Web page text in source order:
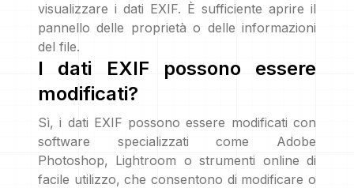
visualizzare i dati EXIF. È sufficiente aprire il
pannello delle proprietà o delle informazioni
del file.
I dati EXIF possono essere
modificati?
Sì, i dati EXIF possono essere modificati con
software specializzati come Adobe
Photoshop, Lightroom o strumenti online di
facile utilizzo, che consentono di modificare o